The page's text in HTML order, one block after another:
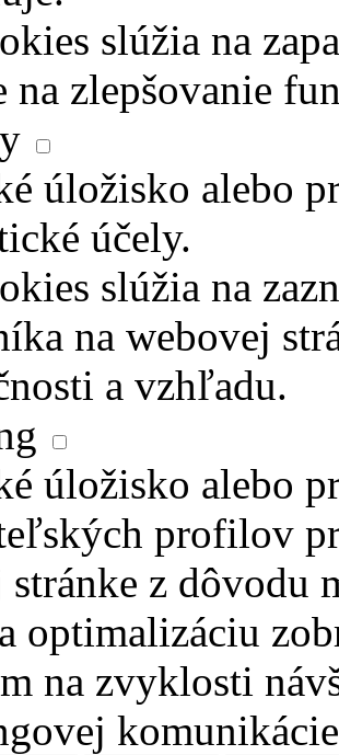
slúžia na
na zlepšovanie
úložisko alebo
účely.
slúžia na
na webovej
a vzhľadu.
úložisko alebo
profilov
stránke z dôvodu
optimalizáciu
na zvyklosti